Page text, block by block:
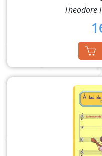
Theodore